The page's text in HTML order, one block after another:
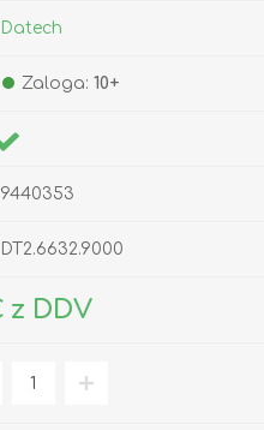
Datech
Zaloga: 10+
9440353
DT2.6632.9000
z DDV